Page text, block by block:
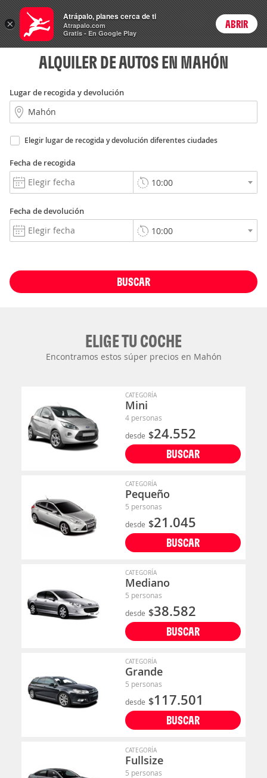
Autos Precios enPeso
ARSCambiar moneda
Login
ALQUILER DE AUTOS EN MAHÓN
Lugar de recogida y devolución
Elegir lugar de recogida y devolución diferentes ciudades
Fecha de recogida
Fecha de devolución
BUSCAR
ELIGE TU COCHE
Encontramos estos súper precios en Mahón
CATEGORÍA
Mini
4 personas
desde $24.552
BUSCAR
CATEGORÍA
Pequeño
5 personas
desde $21.045
BUSCAR
CATEGORÍA
Mediano
5 personas
desde $38.582
BUSCAR
CATEGORÍA
Grande
5 personas
desde $117.501
BUSCAR
CATEGORÍA
Fullsize
5 personas
×
Atrápalo, planes cerca de ti
Atrapalo.com
Gratis - En Google Play
ABRIR